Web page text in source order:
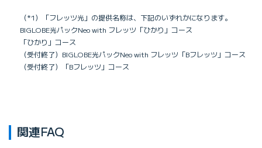
（*1）「フレッツ光」の提供名称は、下記のいずれかになります。
BIGLOBE光パックNeo with フレッツ「ひかり」コース
「ひかり」コース
（受付終了）BIGLOBE光パックNeo with フレッツ「Bフレッツ」コース
（受付終了）「Bフレッツ」コース
関連FAQ